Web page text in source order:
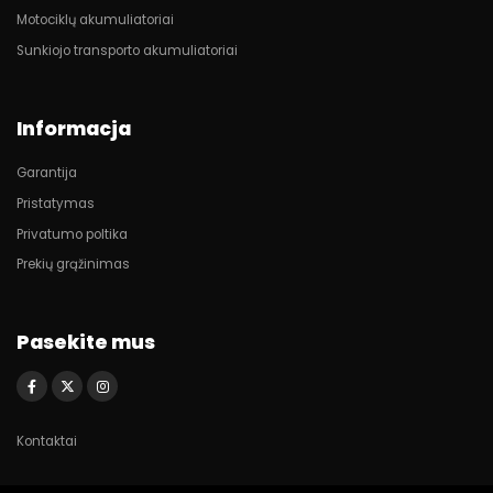
Motociklų akumuliatoriai
Sunkiojo transporto akumuliatoriai
Informacja
Garantija
Pristatymas
Privatumo poltika
Prekių grąžinimas
Pasekite mus
Kontaktai